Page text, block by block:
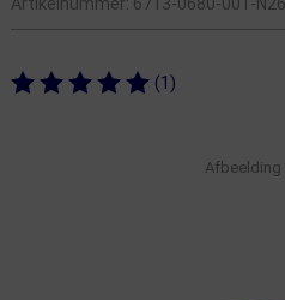
(1)
Afbeelding